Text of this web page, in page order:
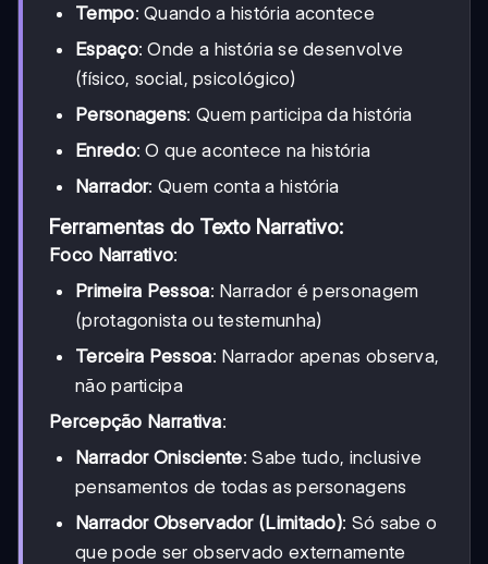
Tempo: Quando a história acontece
Espaço: Onde a história se desenvolve
(físico, social, psicológico)
Personagens: Quem participa da história
Enredo: O que acontece na história
Narrador: Quem conta a história
Ferramentas do Texto Narrativo:
Foco Narrativo:
Primeira Pessoa: Narrador é personagem
(protagonista ou testemunha)
Terceira Pessoa: Narrador apenas observa,
não participa
Percepção Narrativa:
Narrador Onisciente: Sabe tudo, inclusive
pensamentos de todas as personagens
Narrador Observador (Limitado): Só sabe o
que pode ser observado externamente